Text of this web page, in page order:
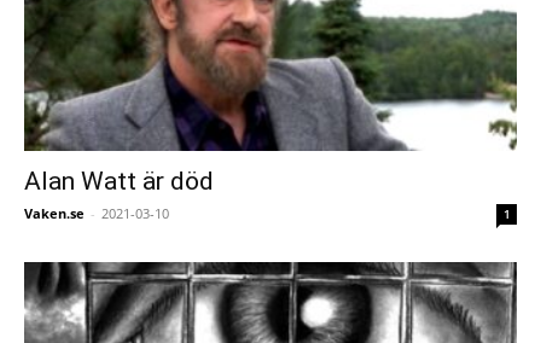
Alan Watt är död
Vaken.se - 2021-03-10 1